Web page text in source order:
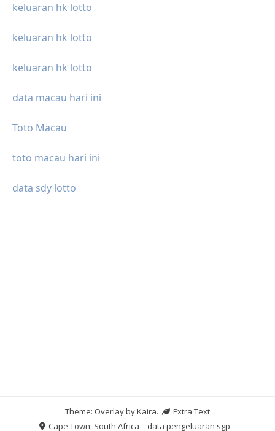
keluaran hk lotto
keluaran hk lotto
keluaran hk lotto
data macau hari ini
Toto Macau
toto macau hari ini
data sdy lotto
Theme: Overlay byKaira.
Extra Text
Cape Town, South Africa
data pengeluaran sgp